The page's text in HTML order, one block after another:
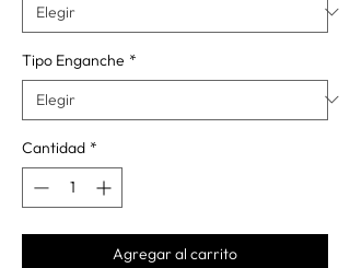
Tipo Enganche *
Cantidad *
Agregar al carrito